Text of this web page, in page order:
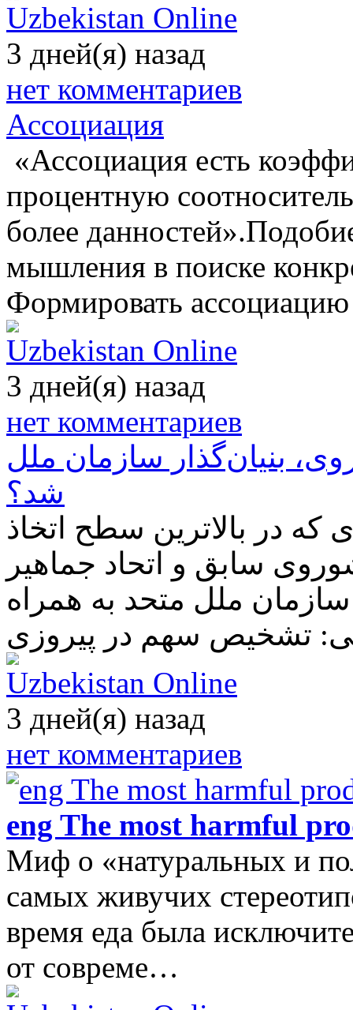
Uzbekistan Online
3 дней(я) назад
нет комментариев
Ассоциация
«Ассоциация есть
процентную
более
мышления в поиске
Формировать
Uzbekistan Online
3 дней(я) назад
нет комментариев
بنیان‌گذار سازمان ملل
شد؟
که در بالاترین سطح اتخاذ
سابق و اتحاد جماهیر
ملل متحد به همراه
Uzbekistan Online
3 дней(я) назад
нет комментариев
eng The most harmful
Миф о «натуральных и
самых живучих
время еда была
от совреме…